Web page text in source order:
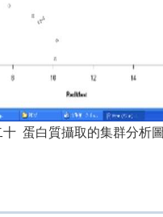
十 蛋白質攝取的集群分析圖